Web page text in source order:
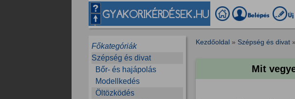
Főkategóriák
Szépség és divat
Bőr- és hajápolás
Modellkedés
Öltözködés
Kezdőoldal » Szépség és divat »
Mit